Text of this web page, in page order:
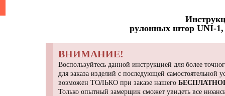
рулонных штор UNI-
ВНИМАНИЕ!
Воспользуйтесь данной инструкцией для более
для заказа изделий с последующей
возможен ТОЛЬКО при заказе нашего
Только опытный замерщик сможет увидеть все